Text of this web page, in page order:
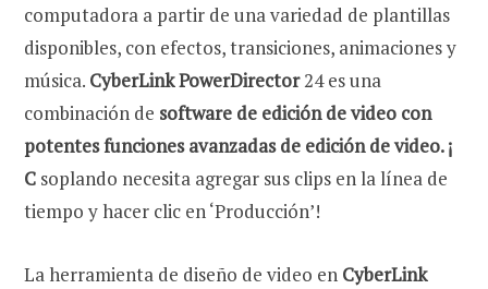
computadora a partir de una variedad de plantillas
disponibles, con efectos, transiciones, animaciones y
música. CyberLink PowerDirector24 es una
combinación de software de edición de video con
potentes funciones avanzadas de edición de video. ¡
C soplando necesita agregar sus clips en la línea de
tiempo y hacer clic en ‘Producción’!
La herramienta de diseño de video en CyberLink